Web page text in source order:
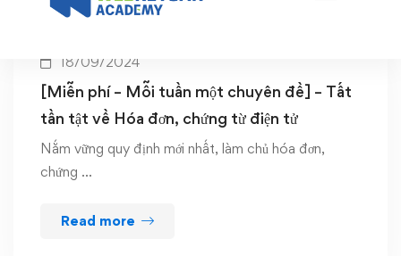
18/09/2024
[Miễn phí – Mỗi tuần một chuyên đề] – Tất
tần tật về Hóa đơn, chứng từ điện tử
Nắm vững quy định mới nhất, làm chủ hóa đơn,
chứng …
Read more